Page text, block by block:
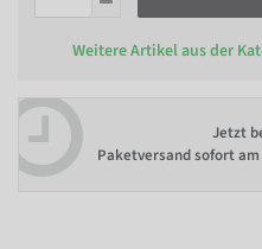
Weitere Artikel aus der
Jetzt
Paketversand sofort